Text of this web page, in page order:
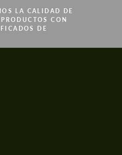
LA CALIDAD DE
CON
DE